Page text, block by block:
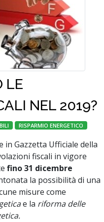
LE
NEL 2019?
RISPARMIO ENERGETICO
in Gazzetta Ufficiale della
fiscali in vigore
fino 31 dicembre
la possibilità di una
misure come
e la riforma delle